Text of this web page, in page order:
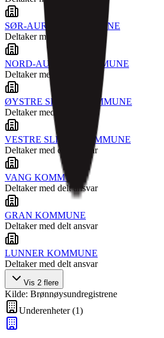
SØR-AURDAL KOMMUNE
Deltaker med delt ansvar
NORD-AURDAL KOMMUNE
Deltaker med delt ansvar
ØYSTRE SLIDRE KOMMUNE
Deltaker med delt ansvar
VESTRE SLIDRE KOMMUNE
Deltaker med delt ansvar
VANG KOMMUNE
Deltaker med delt ansvar
GRAN KOMMUNE
Deltaker med delt ansvar
LUNNER KOMMUNE
Deltaker med delt ansvar
Vis 2 flere
Kilde: Brønnøysundregistrene
Underenheter(1)